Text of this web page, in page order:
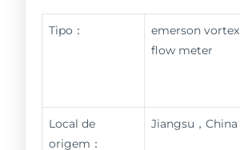
Tipo：
emerson vortex
flow meter
Local de
origem：
Jiangsu，China